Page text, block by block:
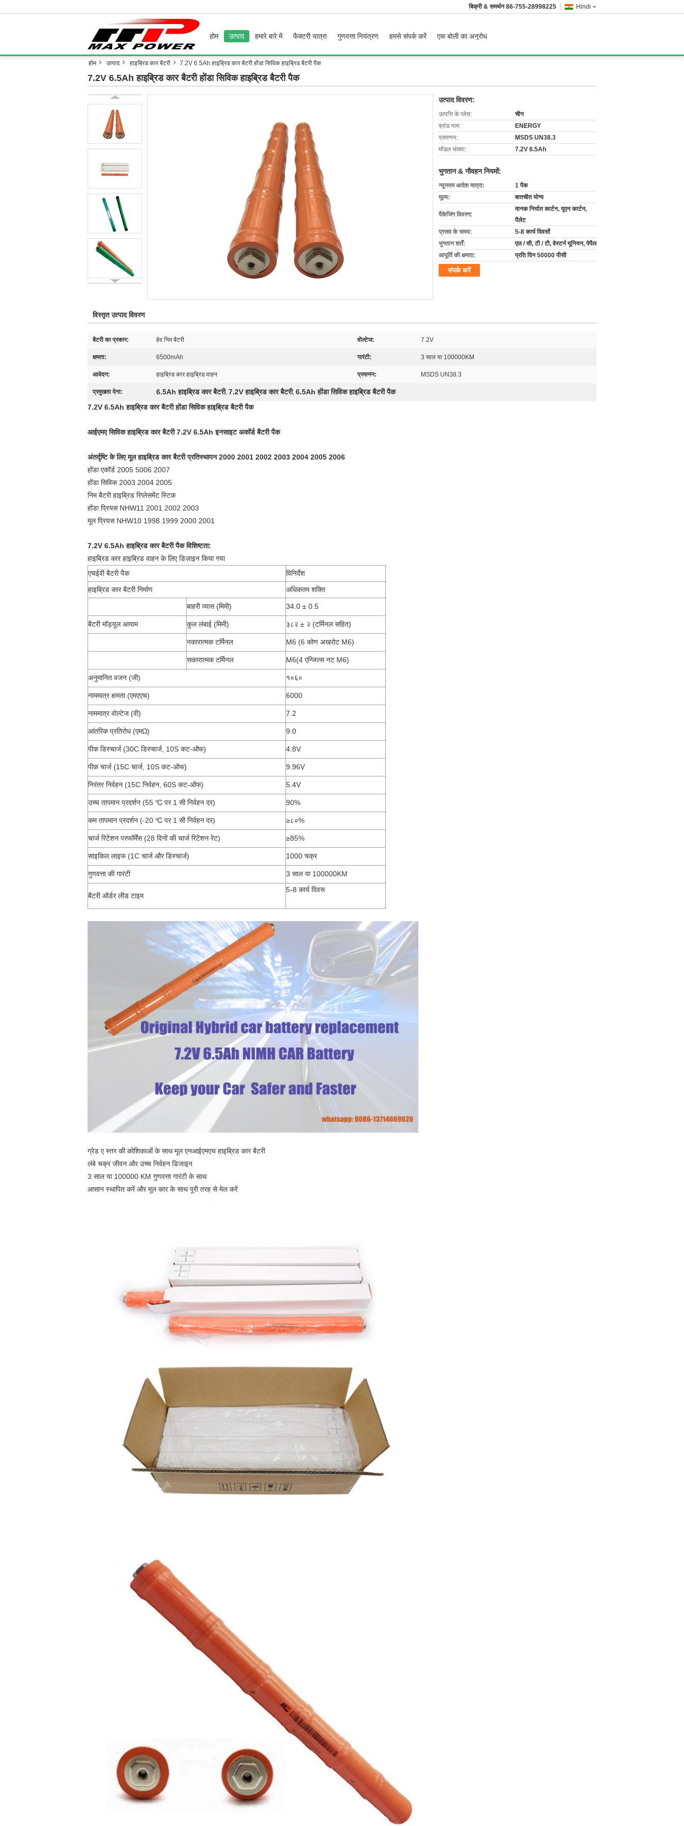
Hindi
बिक्री & समर्थन86-755-28998225
होम उत्पाद हमारे बारे में फैक्टरी यात्रा गुणवत्ता नियंत्रण हमसे संपर्क करें एक बोली का अनुरोध
होम उत्पाद हाइब्रिड कार बैटरी 7.2V 6.5Ah हाइब्रिड कार बैटरी होंडा सिविक हाइब्रिड बैटरी पैक
7.2V 6.5Ah हाइब्रिड कार बैटरी होंडा सिविक हाइब्रिड बैटरी पैक
उत्पाद विवरण:
उत्पत्ति के प्लेस:
चीन
ब्रांड नाम:
ENERGY
प्रमाणन:
MSDS UN38.3
मॉडल संख्या:
7.2V 6.5Ah
भुगतान & नौवहन नियमों:
न्यूनतम आदेश मात्रा:
1 पैक
मूल्य:
बातचीत योग्य
पैकेजिंग विवरण:
मानक निर्यात कार्टन, यूएन कार्टन,
पैलेट
प्रसव के समय:
5-8 कार्य दिवसों
भुगतान शर्तें:
एल / सी, टी / टी, वेस्टर्न यूनियन, पेपैल
आपूर्ति की क्षमता:
प्रति दिन 50000 पीसी
संपर्क करें
विस्तृत उत्पाद विवरण
बैटरी का प्रकार: हेव निम बैटरी वोल्टेज: 7.2V
क्षमता: 6500mAh गारंटी: 3 साल या 100000KM
आवेदन: हाइब्रिड कार हाइब्रिड वाहन प्रमाणन: MSDS UN38.3
प्रमुखता देना: 6.5Ah हाइब्रिड कार बैटरी, 7.2V हाइब्रिड कार बैटरी, 6.5Ah होंडा सिविक हाइब्रिड बैटरी पैक
7.2V 6.5Ah हाइब्रिड कार बैटरी होंडा सिविक हाइब्रिड बैटरी पैक
आईएमए सिविक हाइब्रिड कार बैटरी 7.2V 6.5Ah इनसाइट अकॉर्ड बैटरी पैक
अंतर्दृष्टि के लिए मूल हाइब्रिड कार बैटरी प्रतिस्थापन 2000 2001 2002 2003 2004 2005 2006
होंडा एकॉर्ड 2005 5006 2007
होंडा सिविक 2003 2004 2005
निम बैटरी हाइब्रिड रिप्लेसमेंट स्टिक
होंडा प्रियस NHW11 2001 2002 2003
मूल प्रियस NHW10 1998 1999 2000 2001
7.2V 6.5Ah हाइब्रिड कार बैटरी पैक विशिष्टता:
हाइब्रिड कार हाइब्रिड वाहन के लिए डिज़ाइन किया गया
एचईवी बैटरी पैक
विनिर्देश
हाइब्रिड कार बैटरी निर्माण
अधिकतम शक्ति
बाहरी व्यास (मिमी) 34.0 ± 0.5
बैटरी मॉड्यूल आयाम कुल लंबाई (मिमी) ३८२ ± २ (टर्मिनल सहित)
नकारात्मक टर्मिनल M6 (6 कोण अखरोट M6)
सकारात्मक टर्मिनल M6(4 एन्जिल्स नट M6)
अनुमानित वजन (जी) १०६०
नाममात्र क्षमता (एमएएच) 6000
नाममात्र वोल्टेज (वी) 7.2
आंतरिक प्रतिरोध (एमΩ) 9.0
पीक डिस्चार्ज (30C डिस्चार्ज, 10S कट-ऑफ) 4.8V
पीक चार्ज (15C चार्ज, 10S कट-ऑफ) 9.96V
निरंतर निर्वहन (15C निर्वहन, 60S कट-ऑफ) 5.4V
उच्च तापमान प्रदर्शन (55 ℃ पर 1 सी निर्वहन दर) 90%
कम तापमान प्रदर्शन (-20 ℃ पर 1 सी निर्वहन दर) ≥८०%
चार्ज रिटेंशन परफॉर्मेंस (28 दिनों की चार्ज रिटेंशन रेट) ≥85%
साइकिल लाइफ (1C चार्ज और डिस्चार्ज) 1000 चक्र
गुणवत्ता की गारंटी 3 साल या 100000KM
बैटरी ऑर्डर लीड टाइम
5-8 कार्य दिवस
ग्रेड ए स्तर की कोशिकाओं के साथ मूल एनआईएमएच हाइब्रिड कार बैटरी
लंबे चक्र जीवन और उच्च निर्वहन डिजाइन
3 साल या 100000 KM गुणवत्ता गारंटी के साथ
आसान स्थापित करें और मूल कार के साथ पूरी तरह से मेल करें